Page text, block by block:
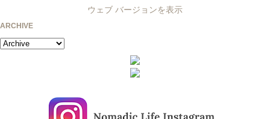
ウェブ バージョンを表示
ARCHIVE